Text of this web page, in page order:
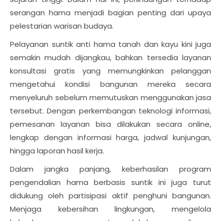
serangan hama menjadi bagian penting dari upaya
pelestarian warisan budaya.
Pelayanan suntik anti hama tanah dan kayu kini juga
semakin mudah dijangkau, bahkan tersedia layanan
konsultasi gratis yang memungkinkan pelanggan
mengetahui kondisi bangunan mereka secara
menyeluruh sebelum memutuskan menggunakan jasa
tersebut. Dengan perkembangan teknologi informasi,
pemesanan layanan bisa dilakukan secara online,
lengkap dengan informasi harga, jadwal kunjungan,
hingga laporan hasil kerja.
Dalam jangka panjang, keberhasilan program
pengendalian hama berbasis suntik ini juga turut
didukung oleh partisipasi aktif penghuni bangunan.
Menjaga kebersihan lingkungan, mengelola